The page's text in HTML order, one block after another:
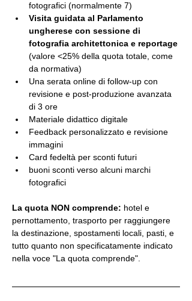
fotografici (normalmente 7)
Visita guidata al Parlamento
ungherese con sessione di
fotografia architettonica e reportage
(valore <25% della quota totale, come
da normativa)
Una serata online di follow-up con
revisione e post-produzione avanzata
di 3 ore
Materiale didattico digitale
Feedback personalizzato e revisione
immagini
Card fedeltà per sconti futuri
buoni sconti verso alcuni marchi
fotografici
La quota NON comprende: hotel e
pernottamento, trasporto per raggiungere
la destinazione, spostamenti locali, pasti, e
tutto quanto non specificatamente indicato
nella voce "La quota comprende".